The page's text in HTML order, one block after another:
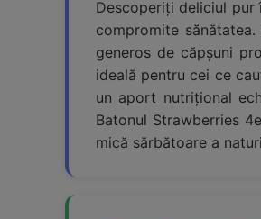
Descoperiți deliciul
compromite
generos de căpșuni
ideală pentru cei ce
un aport nutrițional
Batonul Strawberries
mică sărbătoare a